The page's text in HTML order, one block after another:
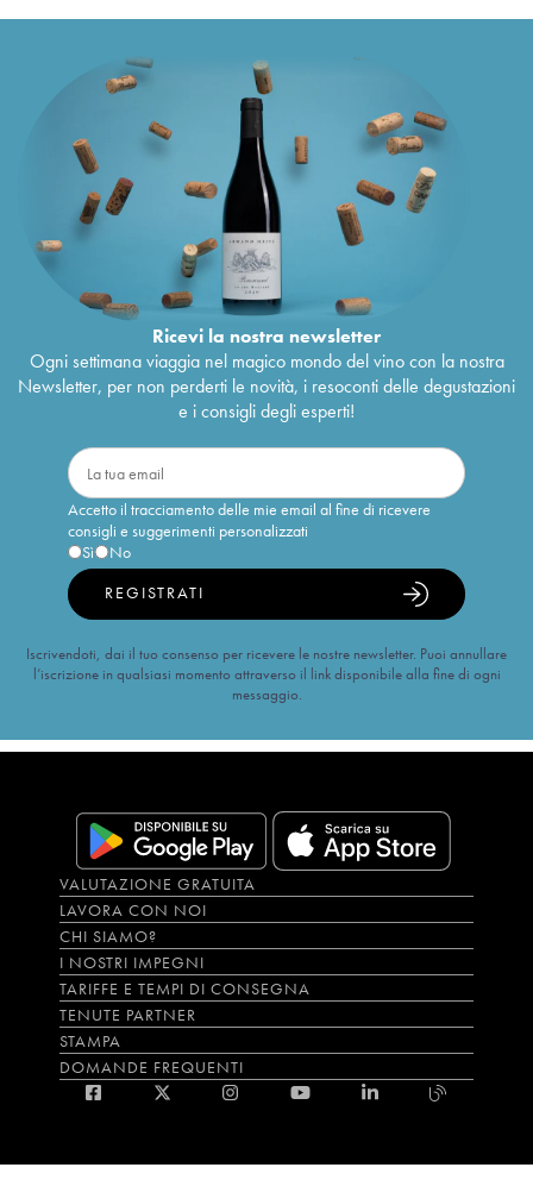
Ricevi la nostra newsletter
Ogni settimana viaggia nel magico mondo del vino con la nostra
Newsletter, per non perderti le novità, i resoconti delle degustazioni
e i consigli degli esperti!
Accetto il tracciamento delle mie email al fine di ricevere
consigli e suggerimenti personalizzati
Sì
No
REGISTRATI
Iscrivendoti, dai il tuo consenso per ricevere le nostre newsletter. Puoi annullare
l’iscrizione in qualsiasi momento attraverso il link disponibile alla fine di ogni
messaggio.
VALUTAZIONE GRATUITA
LAVORA CON NOI
CHI SIAMO?
I NOSTRI IMPEGNI
TARIFFE E TEMPI DI CONSEGNA
TENUTE PARTNER
STAMPA
DOMANDE FREQUENTI